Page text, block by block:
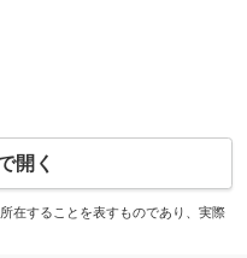
開く
在することを表すものであり、実際